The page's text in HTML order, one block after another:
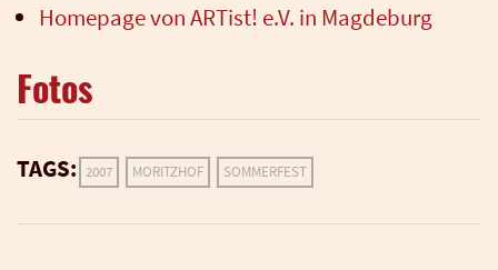
Home­page von ARTist! e.V. in Mag­de­burg
Fotos
TAGS: 2007 MORITZHOF SOMMERFEST